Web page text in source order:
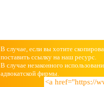
В случае, если вы хотите
поставить ссылку на наш ресурс.
В случае незаконного
адвокатской фирмы.
<a href="https://